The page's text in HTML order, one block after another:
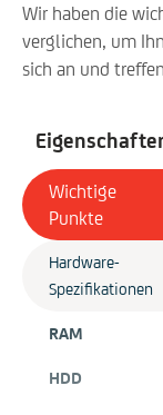
Wir haben die
verglichen, um
sich an und
Wichtige
Punkte
Hardware-
Spezifikationen
RAM
HDD